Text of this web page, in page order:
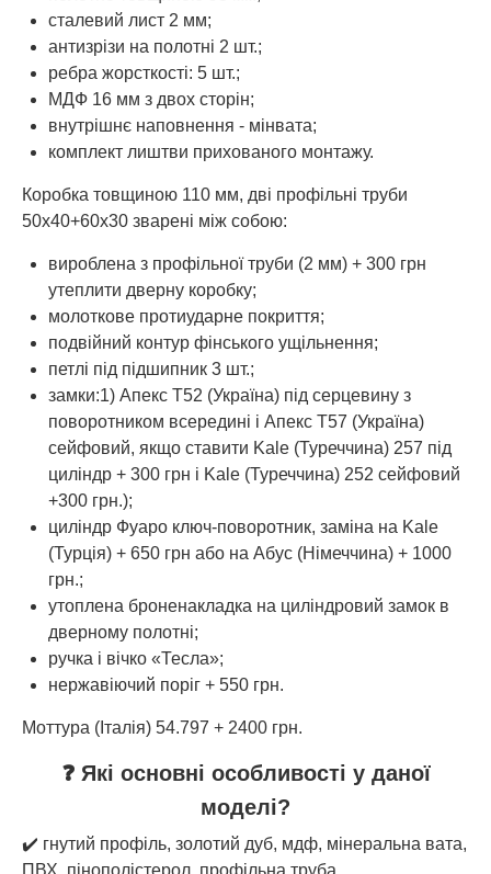
сталевий лист 2 мм;
антизрізи на полотні 2 шт.;
ребра жорсткості: 5 шт.;
МДФ 16 мм з двох сторін;
внутрішнє наповнення - мінвата;
комплект лиштви прихованого монтажу.
Коробка товщиною 110 мм, дві профільні труби
50х40+60х30 зварені між собою:
вироблена з профільної труби (2 мм) + 300 грн
утеплити дверну коробку;
молоткове протиударне покриття;
подвійний контур фінського ущільнення;
петлі під підшипник 3 шт.;
замки:1) Апекс Т52 (Україна) під серцевину з
поворотником всередині і Апекс Т57 (Україна)
сейфовий, якщо ставити Kale (Туреччина) 257 під
циліндр + 300 грн і Kale (Туреччина) 252 сейфовий
+300 грн.);
циліндр Фуаро ключ-поворотник, заміна на Kale
(Турція) + 650 грн або на Абус (Німеччина) + 1000
грн.;
утоплена броненакладка на циліндровий замок в
дверному полотні;
ручка і вічко «Тесла»;
нержавіючий поріг + 550 грн.
Моттура (Італія) 54.797 + 2400 грн.
❓ Які основні особливості у даної
моделі?
✔️ гнутий профіль, золотий дуб, мдф, мінеральна вата,
ПВХ, пінополістерол, профільна труба